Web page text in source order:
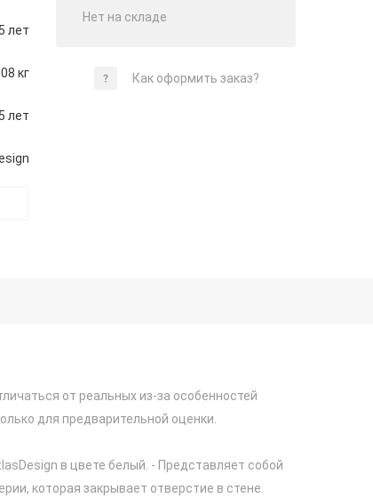
5 лет
кг
5 лет
Нет на складе
Как оформить заказ?
от реальных из-за особенностей
для предварительной оценки.
в цвете белый. - Представляет собой
которая закрывает отверстие в стене.